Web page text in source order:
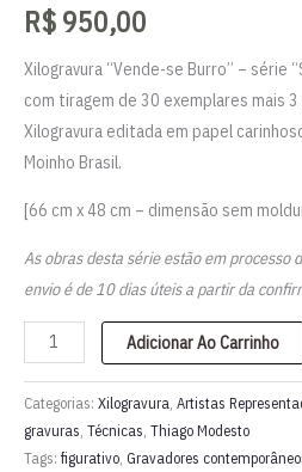
R$950,00
Xilogravura “Vende-se Burro” – série
com tiragem de 30 exemplares mais
Xilogravura editada em papel
Moinho Brasil.
[66 cm x 48 cm – dimensão sem
As obras desta série estão em processo
envio é de 10 dias úteis a partir da
Xilogravura
“Vende-
se
Burro”
–
Adicionar Ao Carrinho
Categorias: Xilogravura Artistas
gravuras Técnicas Thiago Modesto
Tags: figurativo Gravadores